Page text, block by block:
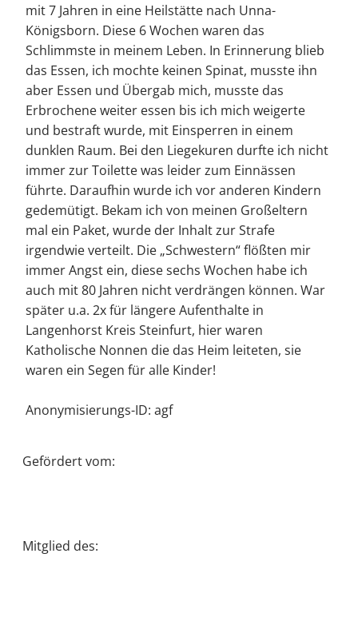
mit 7 Jahren in eine Heilstätte nach Unna-
Königsborn. Diese 6 Wochen waren das
Schlimmste in meinem Leben. In Erinnerung blieb
das Essen, ich mochte keinen Spinat, musste ihn
aber Essen und Übergab mich, musste das
Erbrochene weiter essen bis ich mich weigerte
und bestraft wurde, mit Einsperren in einem
dunklen Raum. Bei den Liegekuren durfte ich nicht
immer zur Toilette was leider zum Einnässen
führte. Daraufhin wurde ich vor anderen Kindern
gedemütigt. Bekam ich von meinen Großeltern
mal ein Paket, wurde der Inhalt zur Strafe
irgendwie verteilt. Die „Schwestern“ flößten mir
immer Angst ein, diese sechs Wochen habe ich
auch mit 80 Jahren nicht verdrängen können. War
später u.a. 2x für längere Aufenthalte in
Langenhorst Kreis Steinfurt, hier waren
Katholische Nonnen die das Heim leiteten, sie
waren ein Segen für alle Kinder!
Anonymisierungs-ID: agf
Gefördert vom:
Mitglied des: